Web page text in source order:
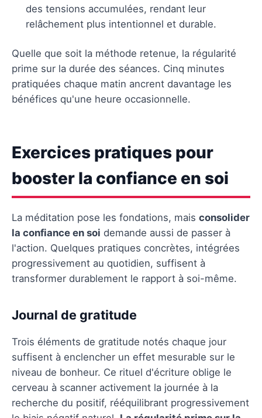
des tensions accumulées, rendant leur
relâchement plus intentionnel et durable.
Quelle que soit la méthode retenue, la régularité
prime sur la durée des séances. Cinq minutes
pratiquées chaque matin ancrent davantage les
bénéfices qu'une heure occasionnelle.
Exercices pratiques pour
booster la confiance en soi
La méditation pose les fondations, mais consolider
la confiance en soi demande aussi de passer à
l'action. Quelques pratiques concrètes, intégrées
progressivement au quotidien, suffisent à
transformer durablement le rapport à soi-même.
Journal de gratitude
Trois éléments de gratitude notés chaque jour
suffisent à enclencher un effet mesurable sur le
niveau de bonheur. Ce rituel d'écriture oblige le
cerveau à scanner activement la journée à la
recherche du positif, rééquilibrant progressivement